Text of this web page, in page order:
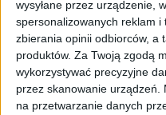
wysyłane przez urządzenie,
spersonalizowanych reklam
zbierania opinii odbiorców, a
produktów. Za Twoją zgodą
wykorzystywać precyzyjne
przez skanowanie urządzeń.
na przetwarzanie danych
warto szukać idei i
przyciągać uwagę i
ducha firmy.
która ma przyciągać
marki. Tylko wtedy
przekaz. Celem